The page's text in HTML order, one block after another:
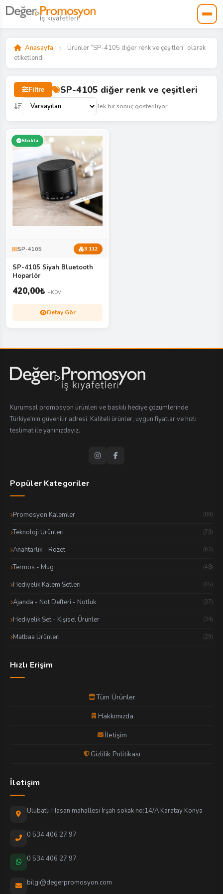
Anasayfa
Ürünler “SP-4105 diğer renk ve çeşitleri” olarak
etiketlendi
Filtre SP-4105 diğer renk ve çeşitleri
Tek bir sonuç gösteriliyor
Stokta
SP-4105 3.112
SP-4105 Siyah Bluetooth
Hoparlör
420,00₺ +KDV
Detay Gör
Kurumsal promosyon ürünleri ve baskılı hediye çözümlerinde
Türkiye'nin güvenilir adresi. Kaliteli ürünler, uygun fiyatlar ve hızlı
teslimat ile yanınızdayız.
Popüler Kategoriler
Promosyon Kalemler (89)
Teknoloji Ürünleri (79)
Anahtarlık - Rozet (62)
Termos - Mug (48)
Hediyelik Kalem Setleri (45)
Ajanda - Not Defteri - Notluk (37)
Hediyelik Set - Kişisel Ürünler (34)
Matbaa Ürünleri (29)
Hızlı Erişim
Tüm Ürünler
Hakkımızda
İletişim
Gizlilik Politikası
İletişim
Ulubatlı Hasan mahallesi İrşah sokak no:14/A Karatay Konya
0 534 406 27 97
0 534 406 27 97
bilgi@degerpromosyon.com